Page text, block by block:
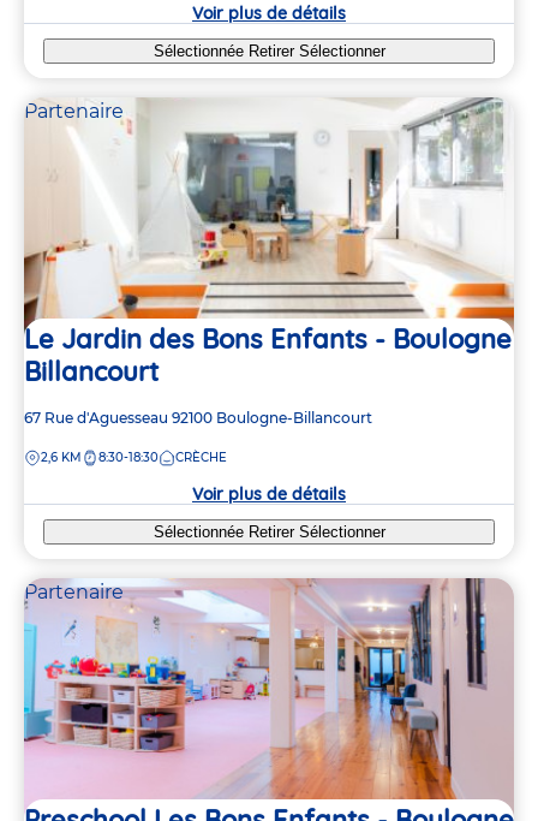
Voir plus de détails
Sélectionnée Retirer Sélectionner
Partenaire
Le Jardin des Bons Enfants - Boulogne
Billancourt
Adresse
la
67 Rue d'Aguesseau 92100 Boulogne-Billancourt
DISTANCE
2,6 KM 8:30-18:30 CRÈCHE
Voir plus de détails
Sélectionnée Retirer Sélectionner
Partenaire
9
4
2 9
4
2